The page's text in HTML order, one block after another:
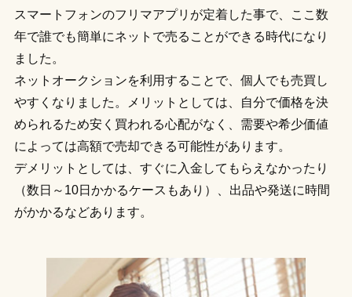
スマートフォンのフリマアプリが定着した事で、ここ数
年で誰でも簡単にネットで売ることができる時代になり
ました。
ネットオークションを利用することで、個人でも売買し
やすくなりました。メリットとしては、自分で価格を決
められるため安く買われる心配がなく、需要や希少価値
によっては高額で売却できる可能性があります。
デメリットとしては、すぐに入金してもらえなかったり
（数日～10日かかるケースもあり）、出品や発送に時間
がかかるなどあります。